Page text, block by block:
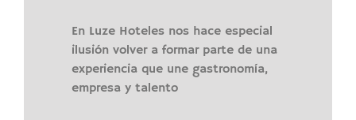
En Luze Hoteles nos hace especial
ilusión volver a formar parte de una
experiencia que une gastronomía,
empresa y talento